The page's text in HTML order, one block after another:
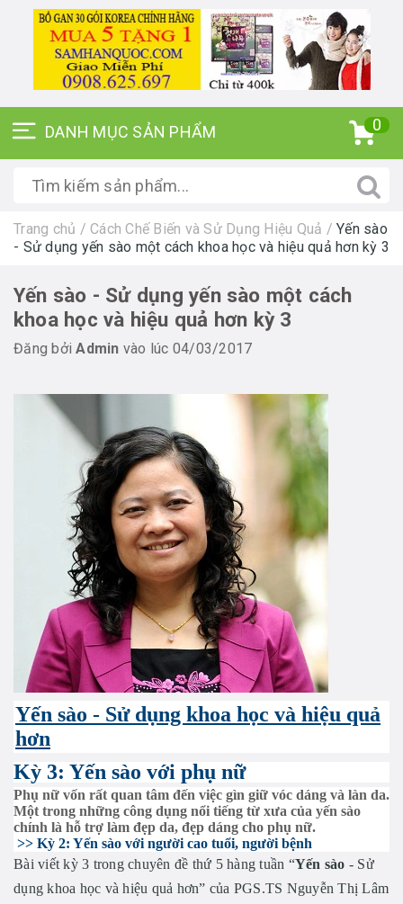
0
Trang chủ / Cách Chế Biến và Sử Dụng Hiệu Quả / Yến sào
- Sử dụng yến sào một cách khoa học và hiệu quả hơn kỳ 3
Yến sào - Sử dụng yến sào một cách
khoa học và hiệu quả hơn kỳ 3
Đăng bởiAdmin vào lúc 04/03/2017
Yến sào - Sử dụng khoa học và hiệu quả
hơn
Kỳ 3: Yến sào với phụ nữ
Phụ nữ vốn rất quan tâm đến việc gìn giữ vóc dáng và làn da.
Một trong những công dụng nổi tiếng từ xưa của yến sào
chính là hỗ trợ làm đẹp da, đẹp dáng cho phụ nữ.
>> Kỳ 2: Yến sào với người cao tuổi, người bệnh
Bài viết kỳ 3 trong chuyên đề thứ 5 hàng tuần “Yến sào - Sử
dụng khoa học và hiệu quả hơn” của PGS.TS Nguyễn Thị Lâm